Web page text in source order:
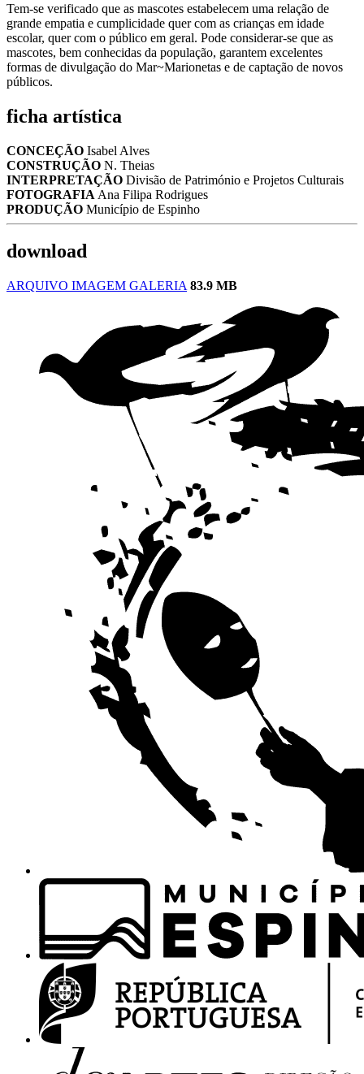
Tem-se verificado que as mascotes estabelecem uma relação de
grande empatia e cumplicidade quer com as crianças em idade
escolar, quer com o público em geral. Pode considerar-se que as
mascotes, bem conhecidas da população, garantem excelentes
formas de divulgação do Mar~Marionetas e de captação de novos
públicos.
ficha artística
CONCEÇÃO Isabel Alves
CONSTRUÇÃO N. Theias
INTERPRETAÇÃO Divisão de Património e Projetos Culturais
FOTOGRAFIA Ana Filipa Rodrigues
PRODUÇÃO Município de Espinho
download
ARQUIVO IMAGEM GALERIA 83.9 MB